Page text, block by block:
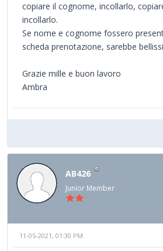
copiare il cognome, incollarlo,
incollarlo.
Se nome e cognome fossero
scheda prenotazione, sarebbe
Grazie mille e buon lavoro
Ambra
AB426
Junior Member
11-05-2021, 01:30 PM